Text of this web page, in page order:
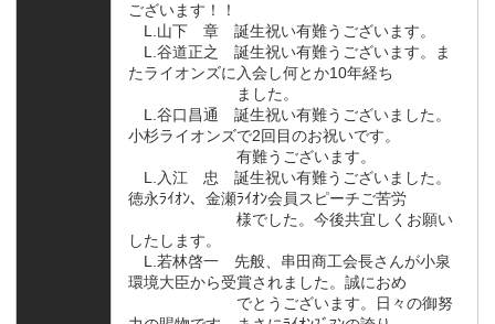
ございます！！
L.山下 章 誕生祝い有難うございます。
L.谷道正之 誕生祝い有難うございます。ま
たライオンズに入会し何とか10年経ち
ました。
L.谷口昌通 誕生祝い有難うございました。
小杉ライオンズで2回目のお祝いです。
有難うございます。
L.入江 忠 誕生祝い有難うございました。
徳永ﾗｲｵﾝ、金瀬ﾗｲｵﾝ会員スピーチご苦労
様でした。今後共宜しくお願い
したします。
L.若林啓一 先般、串田商工会長さんが小泉
環境大臣から受賞されました。誠におめ
でとうございます。日々の御努